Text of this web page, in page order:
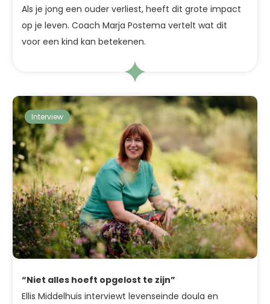
Als je jong een ouder verliest, heeft dit grote impact
op je leven. Coach Marja Postema vertelt wat dit
voor een kind kan betekenen.
Interview
“Niet alles hoeft opgelost te zijn”
Ellis Middelhuis interviewt levenseinde doula en